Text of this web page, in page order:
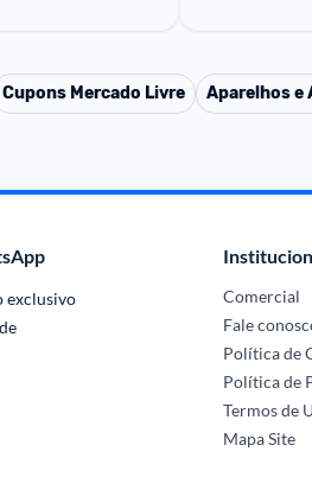
Cupons Mercado Livre Aparelhos e
exclusivo
Comercial
Fale
Política de
Política de
Termos de
Mapa Site